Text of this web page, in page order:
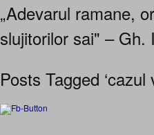
„Adevarul ramane,
slujitorilor sai" – Gh.
Posts Tagged ‘cazul